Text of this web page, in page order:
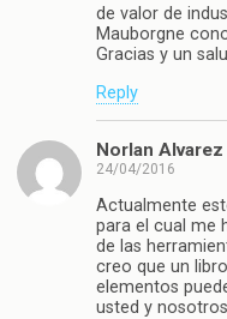
de valor de
Mauborgne
Gracias y un
Reply
Norlan Alvarez
24/04/2016
Actualmente
para el cual me
de las
creo que un
elementos
usted y